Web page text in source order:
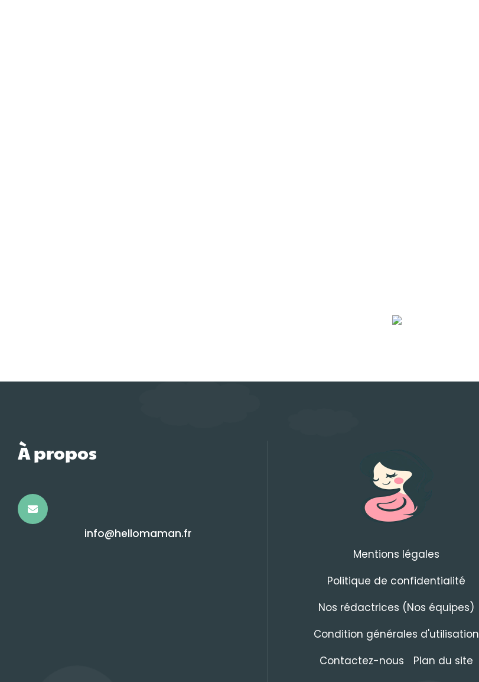
À propos
info@hellomaman.fr
Mentions légales
Politique de confidentialité
Nos rédactrices (Nos équipes)
Condition générales d'utilisation
Contactez-nous
Plan du site